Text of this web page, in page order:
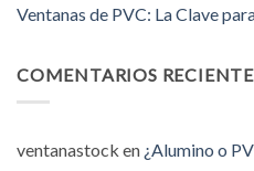
Ventanas de PVC: La Clave
COMENTARIOS
ventanastock en ¿Alumino o